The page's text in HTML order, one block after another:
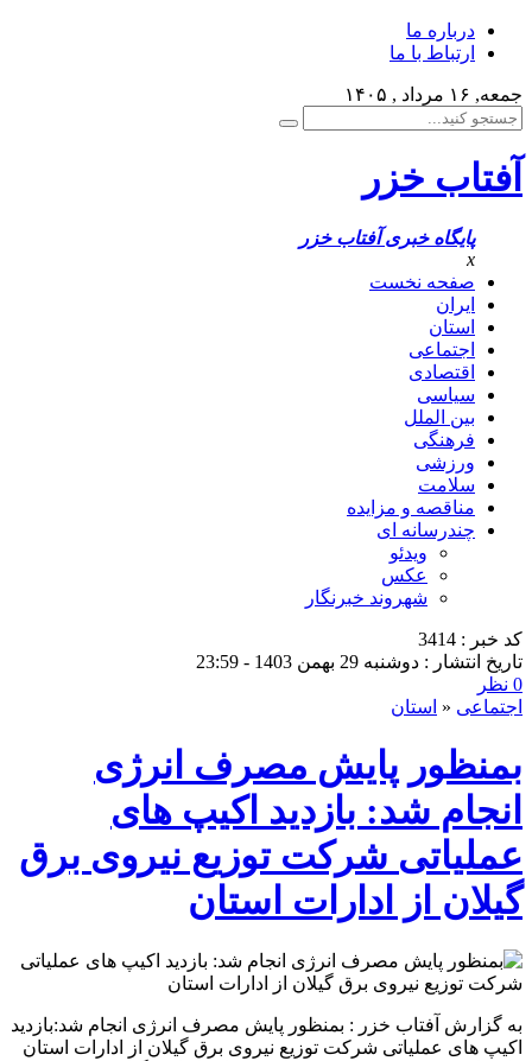
درباره ما
ارتباط با ما
جمعه, ۱۶ مرداد , ۱۴۰۵
آفتاب خزر
پایگاه خبری آفتاب خزر
x
صفحه نخست
ایران
استان
اجتماعی
اقتصادی
سیاسی
بین الملل
فرهنگی
ورزشی
سلامت
مناقصه و مزایده
چندرسانه ای
ویدئو
عکس
شهروند خبرنگار
کد خبر : 3414
تاریخ انتشار : دوشنبه 29 بهمن 1403 - 23:59
0 نظر
اجتماعی « استان
بمنظور پایش مصرف انرژی
انجام شد: بازدید اكیپ های
عملیاتی شركت توزیع نیروی برق
گیلان از ادارات استان
به گزارش آفتاب خزر : بمنظور پایش مصرف انرژی انجام شد:بازدید
اكیپ های عملیاتی شركت توزیع نیروی برق گیلان از ادارات استان